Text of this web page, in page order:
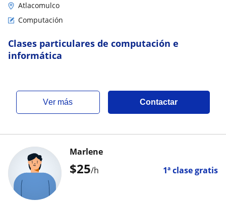
Atlacomulco
Computación
Clases particulares de computación e
informática
ver más Contactar
$25/h 1ª clase gratis
Marlene